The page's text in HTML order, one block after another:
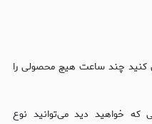
کنید چند ساعت هیچ محصولی را
خواهید دید می‌توانید نوع